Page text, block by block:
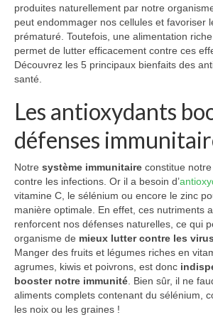
Cholestérol
Beauté
Spiruline et ongles
Spiruline et peau
Formes
Choisir sa spiruline
Blog
produites naturellement par notre
peut endommager nos cellules et favoriser
prématuré. Toutefois, une alimentation
permet de lutter efficacement contre ces
Découvrez les 5 principaux bienfaits des
santé.
Les antioxydants
défenses
Notre système immunitaire constitue
contre les infections. Or il a besoin d’
vitamine C, le sélénium ou encore le zinc
manière optimale. En effet, ces nutriments
renforcent nos défenses naturelles, ce qui
organisme de mieux lutter contre les
Manger des fruits et légumes riches en
agrumes, kiwis et poivrons, est donc
booster notre immunité . Bien sûr, il ne
aliments complets contenant du sélénium,
les noix ou les graines !